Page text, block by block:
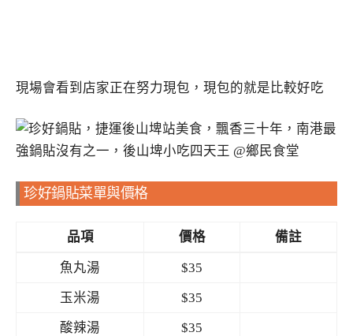
現場會看到店家正在努力現包，現包的就是比較好吃
珍好鍋貼菜單與價格
品項 價格 備註
魚丸湯
$35
玉米湯
$35
酸辣湯
$35